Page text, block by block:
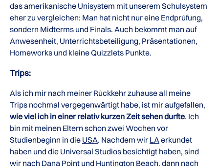
das amerikanische Unisystem mit unserem Schulsystem
eher zu vergleichen: Man hat nicht nur eine Endprüfung,
sondern Midterms und Finals. Auch bekommt man auf
Anwesenheit, Unterrichtsbeteiligung, Präsentationen,
Homeworks und kleine Quizzlets Punkte.
Trips:
Als ich mir nach meiner Rückkehr zuhause all meine
Trips nochmal vergegenwärtigt habe, ist mir aufgefallen,
wie viel ich in einer relativ kurzen Zeit sehen durfte. Ich
bin mit meinen Eltern schon zwei Wochen vor
Studienbeginn in die USA. Nachdem wir LAerkundet
haben und die Universal Studios besichtigt haben, sind
wir nach Dana Point und Huntington Beach, dann nach